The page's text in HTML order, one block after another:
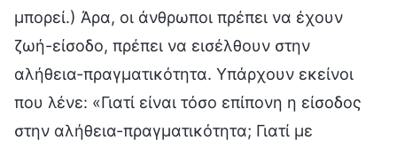
μπορεί.) Άρα, οι άνθρωποι πρέπει να έχουν
ζωή-είσοδο, πρέπει να εισέλθουν στην
αλήθεια-πραγματικότητα. Υπάρχουν εκείνοι
που λένε: «Γιατί είναι τόσο επίπονη η είσοδος
στην αλήθεια-πραγματικότητα; Γιατί με